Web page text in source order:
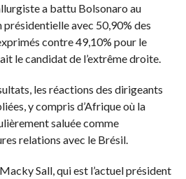
a battu Bolsonaro au
présidentielle avec 50,90% des
contre 49,10% pour le
le candidat de l’extrême droite.
les réactions des dirigeants
y compris d’Afrique où la
saluée comme
relations avec le Brésil.
Sall, qui est l’actuel président